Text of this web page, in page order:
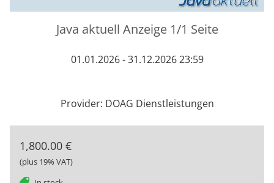
Java aktuell Anzeige 1/1 Seite
01.01.2026 - 31.12.2026 23:59
Provider: DOAG Dienstleistungen
1,800.00 €
(plus 19% VAT)